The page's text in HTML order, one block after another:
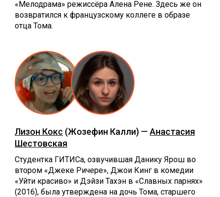
«Мелодрама» режиссёра Алена Рене. Здесь же он
возвратился к французскому коллеге в образе
отца Тома.
Лизон Кокс (Жозефин Калли) — Анастасия
Шестовская
Студентка ГИТИСа, озвучившая Данику Ярош во
втором «Джеке Ричере», Джои Кинг в комедии
«Уйти красиво» и Дэйзи Тахэн в «Славных парнях»
(2016), была утверждена на дочь Тома, старшего